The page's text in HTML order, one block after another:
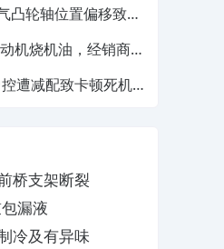
凸轮轴位置偏移致发
机烧机油，经销商推
遭减配致卡顿死机，
桥支架断裂
漏液
冷及有异味